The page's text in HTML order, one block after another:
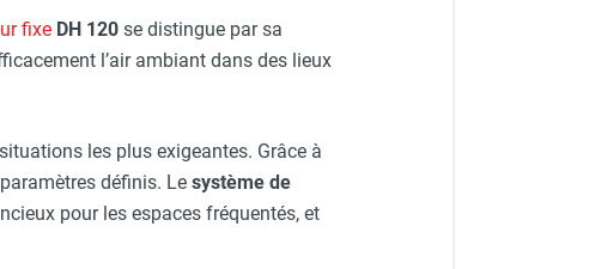
fixe DH 120 se distingue par sa
l’air ambiant dans des lieux
les plus exigeantes. Grâce à
définis. Le système de
pour les espaces fréquentés, et